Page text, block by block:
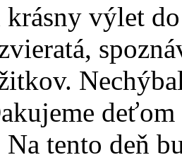
výlet
deťom
tento deň